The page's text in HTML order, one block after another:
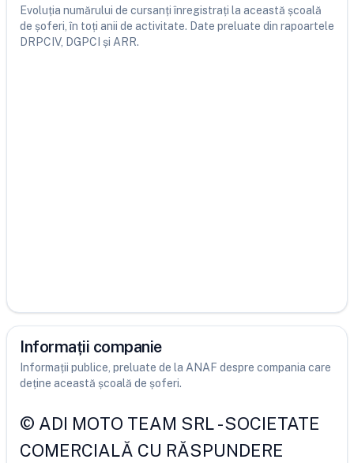
Evoluția numărului de cursanți înregistrați la această școală
de șoferi, în toți anii de activitate. Date preluate din rapoartele
DRPCIV, DGPCI și ARR.
Informații companie
Informații publice, preluate de la ANAF despre compania care
deține această școală de șoferi.
© ADI MOTO TEAM SRL-SOCIETATE
COMERCIALĂ CU RĂSPUNDERE